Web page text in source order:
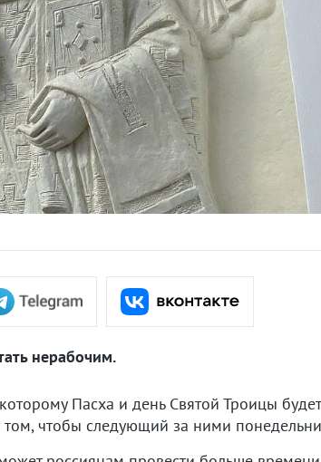
нерабочим.
Пасха и день Святой Троицы
том, чтобы следующий за ними